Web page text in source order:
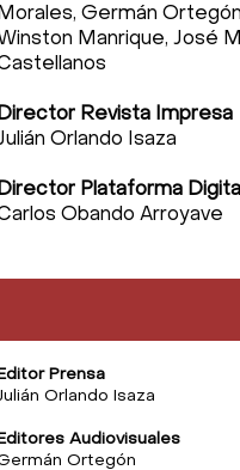
Morales, Germán
Manrique, José
Director Revista Impresa
Orlando Isaza
Director Plataforma
Obando Arroyave
Editor Prensa
Orlando Isaza
Editores Audiovisuales
Ortegón